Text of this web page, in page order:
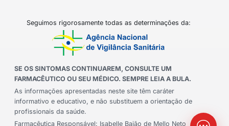
Seguimos rigorosamente todas as determinações da:
SE OS SINTOMAS CONTINUAREM, CONSULTE UM
FARMACÊUTICO OU SEU MÉDICO. SEMPRE LEIA A BULA.
As informações apresentadas neste site têm caráter
informativo e educativo, e não substituem a orientação de
profissionais da saúde.
Farmacêutica Responsável: Isabelle Baião de Mello Neto